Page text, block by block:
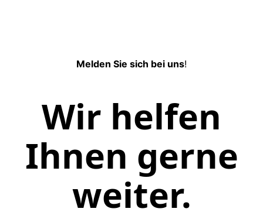
Melden Sie sich bei uns!
Wir helfen
Ihnen gerne
weiter.